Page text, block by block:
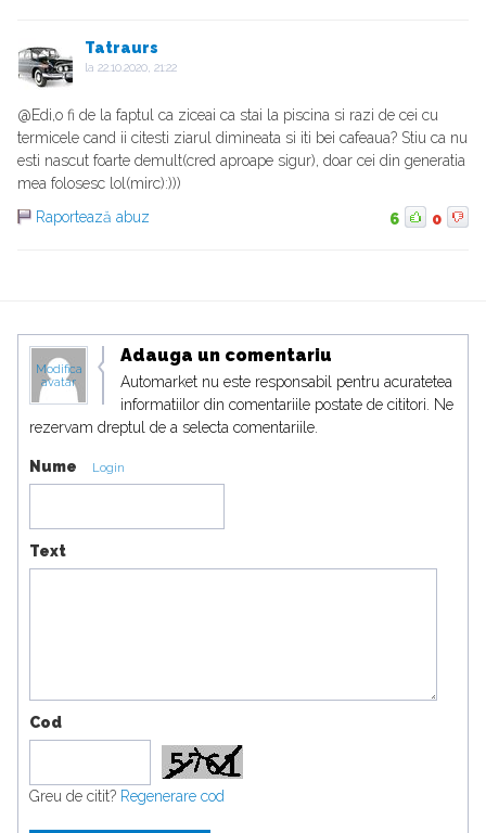
Tatraurs
la 22.10.2020, 21:22
@Edi,o fi de la faptul ca ziceai ca stai la piscina si razi de cei cu
termicele cand ii citesti ziarul dimineata si iti bei cafeaua? Stiu ca nu
esti nascut foarte demult(cred aproape sigur), doar cei din generatia
mea folosesc lol(mirc):)))
Raportează abuz
6 0
Modifica
avatar
Adauga un comentariu
Automarket nu este responsabil pentru acuratetea
informatiilor din comentariile postate de cititori. Ne
rezervam dreptul de a selecta comentariile.
Nume Login
Text
Cod
Greu de citit? Regenerare cod